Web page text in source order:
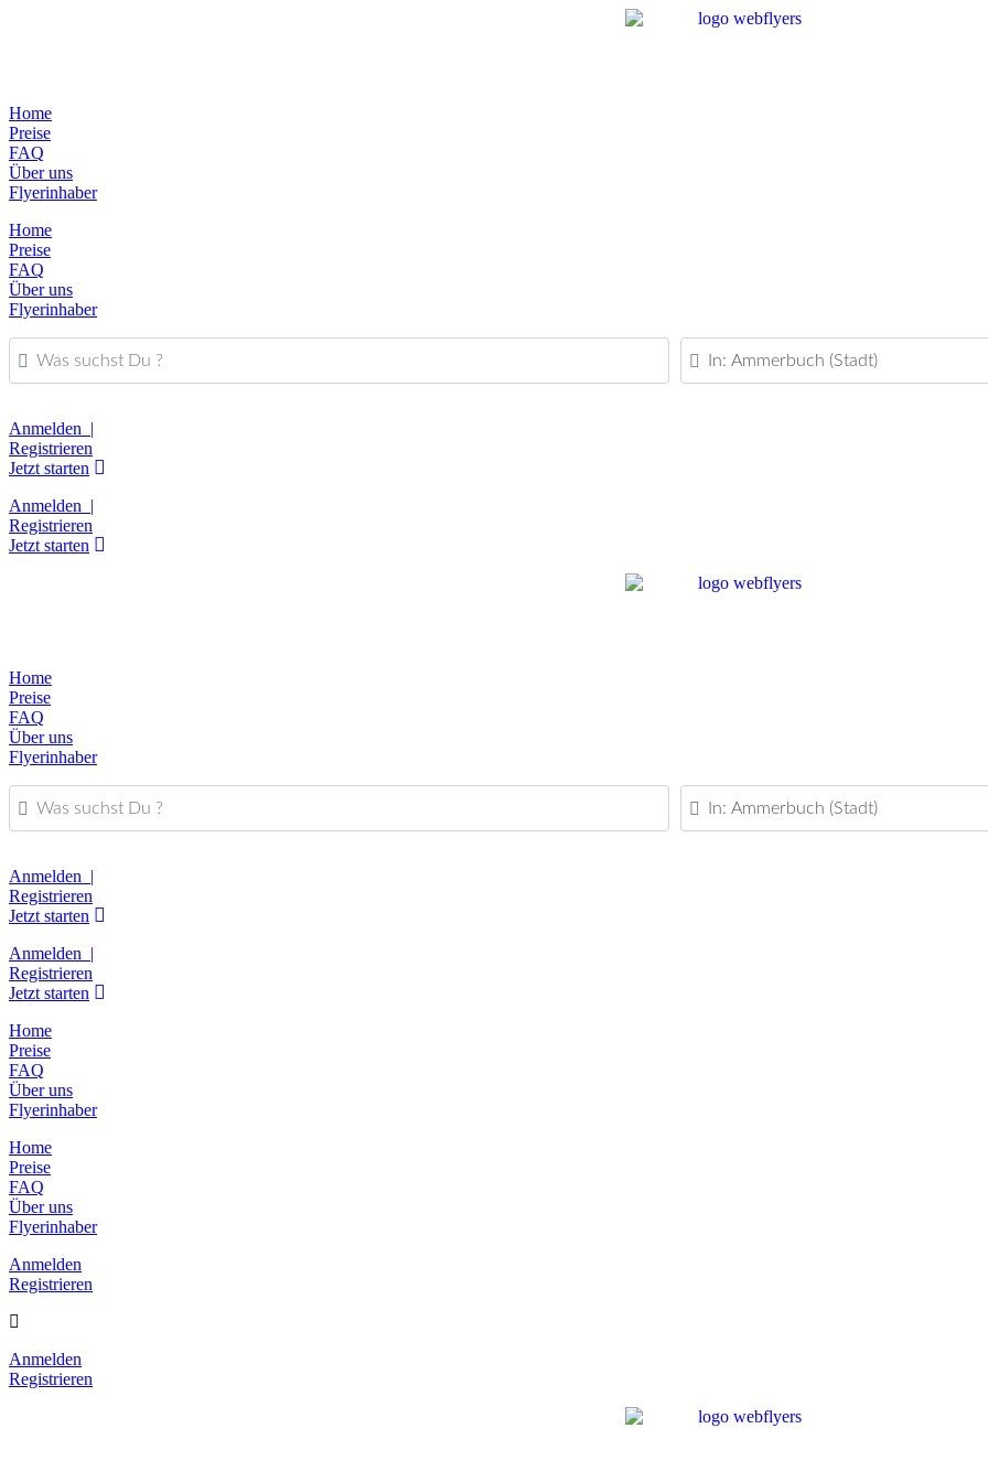
Home
Preise
FAQ
Über uns
Flyerinhaber
Home
Preise
FAQ
Über uns
Flyerinhaber
Was suchst Du ?
PLZ oder Ort
Anmelden |
Registrieren
Jetzt starten
Anmelden |
Registrieren
Jetzt starten
Home
Preise
FAQ
Über uns
Flyerinhaber
Was suchst Du ?
PLZ oder Ort
Anmelden |
Registrieren
Jetzt starten
Anmelden |
Registrieren
Jetzt starten
Home
Preise
FAQ
Über uns
Flyerinhaber
Home
Preise
FAQ
Über uns
Flyerinhaber
Anmelden
Registrieren
Anmelden
Registrieren